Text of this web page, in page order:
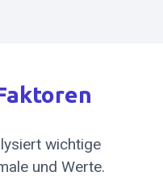
wichtige
und Werte.